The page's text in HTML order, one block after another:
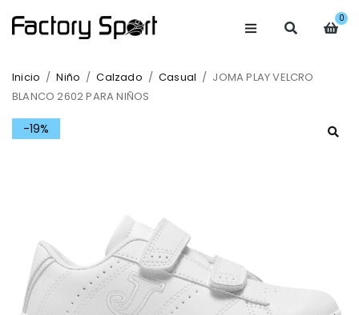
0
Inicio / Niño / Calzado / Casual / JOMA PLAY VELCRO
BLANCO 2602 PARA NIÑOS
-19%